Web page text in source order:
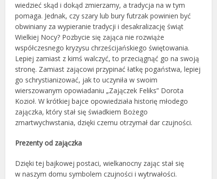
wiedzieć skąd i dokąd zmierzamy, a tradycja na w tym
pomaga. Jednak, czy szary lub bury futrzak powinien być
obwiniany za wypieranie tradycji i desakralizację świąt
Wielkiej Nocy? Pozbycie się zająca nie rozwiąże
współczesnego kryzysu chrześcijańskiego świętowania.
Lepiej zamiast z kimś walczyć, to przeciągnąć go na swoją
stronę. Zamiast zającowi przypinać łatkę pogaństwa, lepiej
go schrystianizować, jak to uczyniła w swoim
wierszowanym opowiadaniu „Zajączek Feliks” Dorota
Kozioł. W krótkiej bajce opowiedziała historię młodego
zajączka, który stał się świadkiem Bożego
zmartwychwstania, dzięki czemu otrzymał dar czujności.
Prezenty od zajączka
Dzięki tej bajkowej postaci, wielkanocny zając stał się
w naszym domu symbolem czujności i wytrwałości.